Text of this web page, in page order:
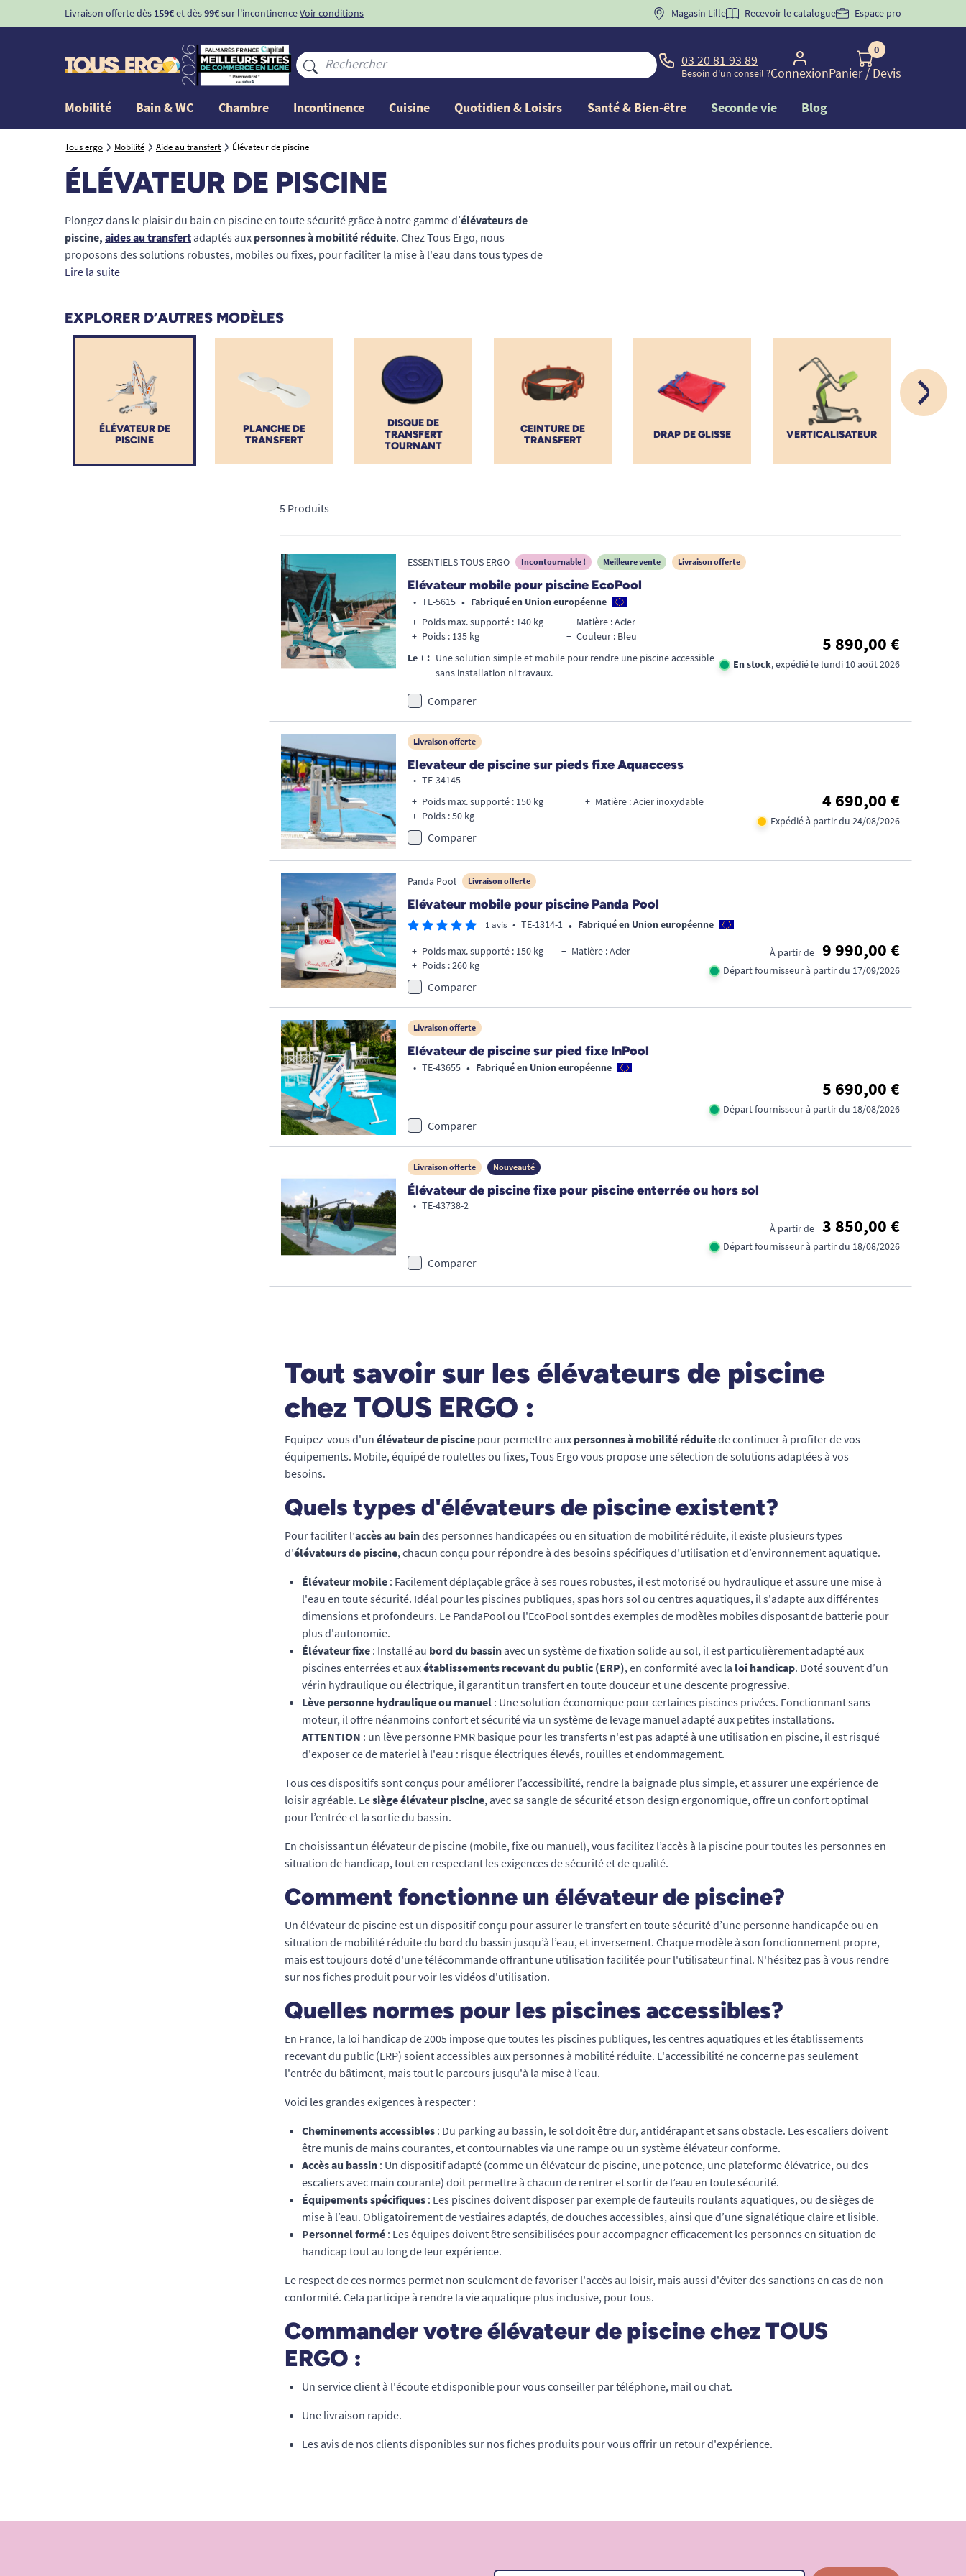
Livraison offerte dès 159€et dès99€sur l'incontinenceVoir conditions BIENVENUE" pourla 1ère commande d'incontinence
Magasin Lille Recevoir le catalogue Espace pro
03 20 81 93 89
Besoin d'un conseil ?Connexion
0
Panier/ Devis
Mobilité Bain & WC Chambre Incontinence Cuisine Quotidien & Loisirs Santé & Bien-être Seconde vie Blog
Tous ergo Mobilité Aide au transfert Élévateur de piscine
ÉLÉVATEUR DE PISCINE
Plongez dans le plaisir du bain en piscine en toute sécurité grâce à notre gamme d’élévateurs de
piscine, aides au transfert adaptés aux personnes à mobilité réduite. Chez Tous Ergo, nous
proposons des solutions robustes, mobiles ou fixes, pour faciliter la mise à l'eau dans tous types de
bassins, spas ou piscines enterrées. Nos modèles comme le Panda Pool, l’EcoPool ou encore
d’une expérience de baignade confortable, accessible via télécommande et siège ergonomique.
Que vous cherchiez un modèle immobile ou un appareil mobile à faible effort, nos élévateurs sont
conçus pour offrir autonomie, liberté et plaisir aquatique en toute sécurité. TOUS ERGO vous
propose aussi des options de paiements en plusieurs fois, un service client à l'écoute pour garantir
le bon choix et une installation facile et adaptée à chaque environnement.
Lire la suite
EXPLORER D’AUTRES MODÈLES
PLANCHE DE
TRANSFERT
DISQUE DE
TRANSFERT
TOURNANT
CEINTURE DE
TRANSFERT
DRAP DE GLISSE VERTICALISATEUR
ÉLÉVATEUR DE
PISCINE
5 Produits
ESSENTIELS TOUS ERGO Incontournable ! Meilleure vente Livraison offerte
Elévateur mobile pour piscine EcoPool
• TE-5615 • Fabriqué en Union européenne
Poids max. supporté : 140 kg
Poids : 135 kg
Matière : Acier
Couleur : Bleu
Le + : Une solution simple et mobile pour rendre une piscine accessible
sans installation ni travaux.
5 890,00 €
En stock, expédié le lundi 10 août 2026
Comparer
Livraison offerte
Elevateur de piscine sur pieds fixe Aquaccess
• TE-34145
Poids max. supporté : 150 kg
Poids : 50 kg
Matière : Acier inoxydable 4 690,00 €
Expédié à partir du 24/08/2026
Comparer
Panda Pool Livraison offerte
Elévateur mobile pour piscine Panda Pool
1 avis • TE-1314-1 • Fabriqué en Union européenne
Poids max. supporté : 150 kg
Poids : 260 kg
Matière : Acier À partir de 9 990,00 €
Départ fournisseur à partir du 17/09/2026
Comparer
Livraison offerte
Elévateur de piscine sur pied fixe InPool
• TE-43655 • Fabriqué en Union européenne
5 690,00 €
Départ fournisseur à partir du 18/08/2026
Comparer
Livraison offerte Nouveauté
Élévateur de piscine fixe pour piscine enterrée ou hors sol
• TE-43738-2
À partir de
3 850,00 €
Départ fournisseur à partir du 18/08/2026
Comparer
Tout savoir sur les élévateurs de piscine
chez TOUS ERGO :
Equipez-vous d'un élévateur de piscine pour permettre aux personnes à mobilité réduitede continuer à profiter de vos
équipements. Mobile, équipé de roulettes ou fixes, Tous Ergo vous propose une sélection de solutions adaptées à vos
besoins.
Quels types d'élévateurs de piscine existent?
Pour faciliter l’accès au baindes personnes handicapées ou en situation de mobilité réduite, il existe plusieurs types
d’élévateurs de piscine, chacun conçu pour répondre à des besoins spécifiques d’utilisation et d’environnement aquatique.
Élévateur mobile : Facilement déplaçable grâce à ses roues robustes, il est motorisé ou hydraulique et assure une mise à
l'eau en toute sécurité. Idéal pour les piscines publiques, spas hors sol ou centres aquatiques, il s'adapte aux différentes
dimensions et profondeurs. Le PandaPool ou l'EcoPool sont des exemples de modèles mobiles disposant de batterie pour
plus d'autonomie.
Élévateur fixe : Installé au bord du bassin avec un système de fixation solide au sol, il est particulièrement adapté aux
piscines enterrées et auxétablissements recevant du public (ERP), en conformité avec la loi handicap. Doté souvent d’un
vérin hydraulique ou électrique, il garantit un transfert en toute douceur et une descente progressive.
Lève personne hydraulique ou manuel : Une solution économique pour certaines piscines privées. Fonctionnant sans
moteur, il offre néanmoins confort et sécurité via un système de levage manuel adapté aux petites installations.
ATTENTION : un lève personne PMR basique pour les transferts n'est pas adapté à une utilisation en piscine, il est risqué
d'exposer ce de materiel à l'eau : risque électriques élevés, rouilles et endommagement.
Tous ces dispositifs sont conçus pour améliorer l’accessibilité, rendre la baignade plus simple, et assurer une expérience de
loisir agréable. Lesiège élévateur piscine, avec sa sangle de sécurité et son design ergonomique, offre un confort optimal
pour l’entrée et la sortie du bassin.
En choisissant un élévateur de piscine (mobile, fixe ou manuel), vous facilitez l’accès à la piscine pour toutes les personnes en
situation de handicap, tout en respectant les exigences de sécurité et de qualité.
Comment fonctionne un élévateur de piscine?
Un élévateur de piscine est un dispositif conçu pour assurer le transfert en toute sécurité d’une personne handicapée ou en
situation de mobilité réduite du bord du bassin jusqu’à l’eau, et inversement. Chaque modèle à son fonctionnement propre,
mais est toujours doté d'une télécommande offrant une utilisation facilitée pour l'utilisateur final. N'hésitez pas à vous rendre
sur nos fiches produit pour voir les vidéos d'utilisation.
Quelles normes pour les piscines accessibles?
En France, la loi handicap de 2005 impose que toutes les piscines publiques, les centres aquatiques et les établissements
recevant du public (ERP) soient accessibles aux personnes à mobilité réduite. L'accessibilité ne concerne pas seulement
l'entrée du bâtiment, mais tout le parcours jusqu'à la mise à l’eau.
Voici les grandes exigences à respecter :
Cheminements accessibles : Du parking au bassin, le sol doit être dur, antidérapant et sans obstacle. Les escaliers doivent
être munis de mains courantes, et contournables via une rampe ou un système élévateur conforme.
Accès au bassin : Un dispositif adapté (comme un élévateur de piscine, une potence, une plateforme élévatrice, ou des
escaliers avec main courante) doit permettre à chacun de rentrer et sortir de l’eau en toute sécurité.
Équipements spécifiques : Les piscines doivent disposer par exemple de fauteuils roulants aquatiques, ou de sièges de
mise à l’eau. Obligatoirement de vestiaires adaptés, de douches accessibles, ainsi que d’une signalétique claire et lisible.
Personnel formé : Les équipes doivent être sensibilisées pour accompagner efficacement les personnes en situation de
handicap tout au long de leur expérience.
Le respect de ces normes permet non seulement de favoriser l'accès au loisir, mais aussi d'éviter des sanctions en cas de non-
conformité. Cela participe à rendre la vie aquatique plus inclusive, pour tous.
Commander votre élévateur de piscine chez TOUS
ERGO :
Un service client à l'écoute et disponible pour vous conseiller par téléphone, mail ou chat.
Une livraison rapide.
Les avis de nos clients disponibles sur nos fiches produits pour vous offrir un retour d'expérience.